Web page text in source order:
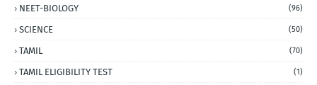
NEET-BIOLOGY (96)
SCIENCE (50)
TAMIL (70)
TAMIL ELIGIBILITY TEST (1)